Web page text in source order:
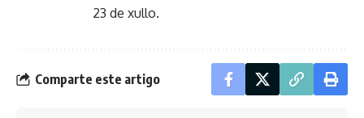
23 de xullo.
Comparte este artigo